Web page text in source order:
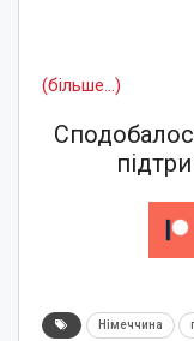
(більше…)
Німеччина